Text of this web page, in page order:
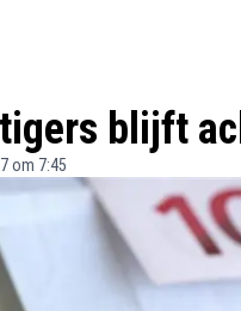
blijft
om 7:45